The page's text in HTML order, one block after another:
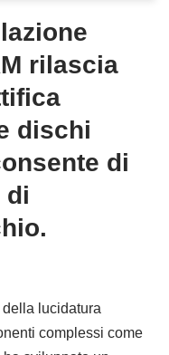
rilascia
dischi
di
di
lucidatura
complessi come